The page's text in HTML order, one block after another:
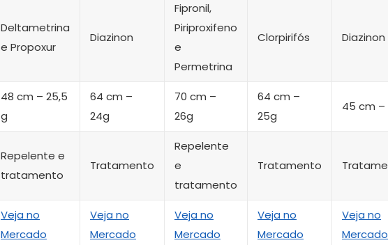
Deltametrina
e Propoxur
Diazinon
Fipronil,
Piriproxifeno
e
Permetrina
Clorpirifós Diazinon
48 cm – 25,5
g
64 cm –
24g
70 cm –
26g
64 cm –
25g
45 cm –
Repelente e
tratamento
Tratamento
Repelente
e
tratamento
Tratamento
Veja no
Mercado
Veja no
Mercado
Veja no
Mercado
Veja no
Mercado
Veja no
Mercado